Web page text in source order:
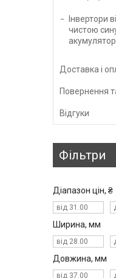
Інвертори
чистою
Доставка і
Повернення
Відгуки
Фільтри
Діапазон цін, ₴
Ширина, мм
Довжина, мм